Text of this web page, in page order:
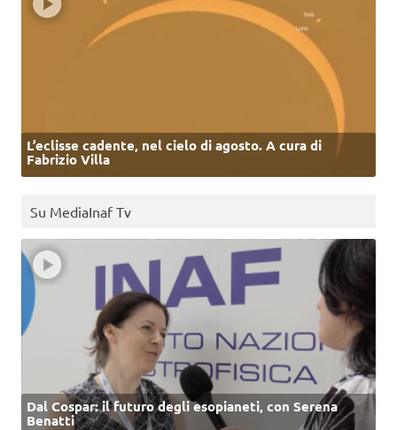
L’eclisse cadente, nel cielo di agosto. A cura di
Fabrizio Villa
Su MediaInaf Tv
Dal Cospar: il futuro degli esopianeti, con Serena
Benatti